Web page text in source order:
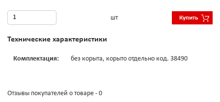
шт Купить
Технические характеристики
Комплектация: без корыта, корыто отдельно код. 38490
Отзывы покупателей о товаре - 0